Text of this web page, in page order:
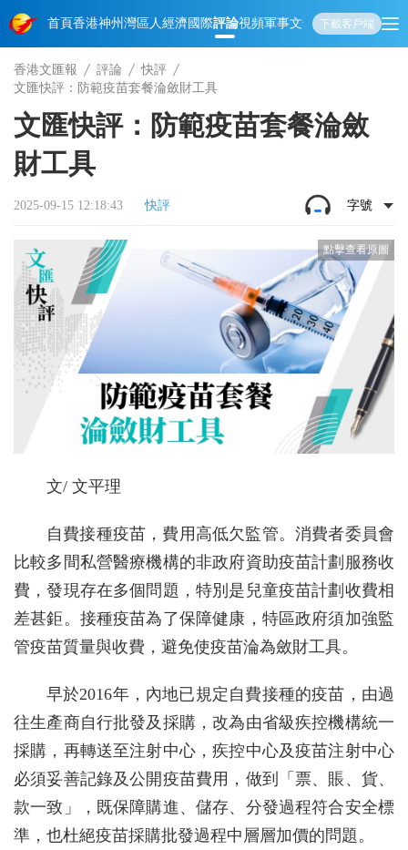
首頁香港神州 灣區人經濟國際評論視頻軍事文化 娛樂生活教育體
下載客戶端
香港文匯報 評論
快評
文匯快評：防範疫苗套餐淪斂財工具
文匯快評：防範疫苗套餐淪斂
財工具
2025-09-15 12:18:43 快評 字號
文/ 文平理
自費接種疫苗，費用高低欠監管。消費者委員會
比較多間私營醫療機構的非政府資助疫苗計劃服務收
費，發現存在多個問題，特別是兒童疫苗計劃收費相
差甚鉅。接種疫苗為了保障健康，特區政府須加強監
管疫苗質量與收費，避免使疫苗淪為斂財工具。
早於2016年，內地已規定自費接種的疫苗，由過
往生產商自行批發及採購，改為由省級疾控機構統一
採購，再轉送至注射中心，疾控中心及疫苗注射中心
必須妥善記錄及公開疫苗費用，做到「票、賬、貨、
款一致」，既保障購進、儲存、分發過程符合安全標
準，也杜絕疫苗採購批發過程中層層加價的問題。